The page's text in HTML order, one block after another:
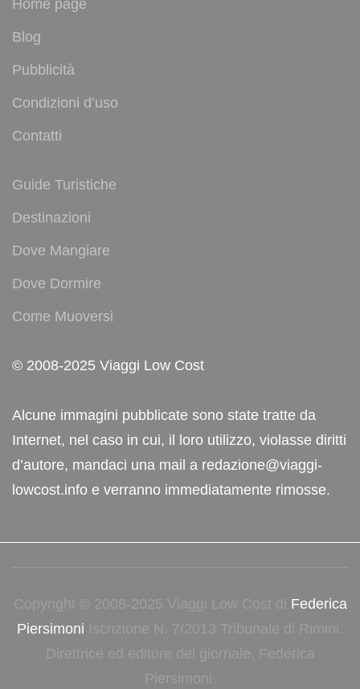
Home page
Blog
Pubblicità
Condizioni d’uso
Contatti
Guide Turistiche
Destinazioni
Dove Mangiare
Dove Dormire
Come Muoversi
© 2008-2025 Viaggi Low Cost
Alcune immagini pubblicate sono state tratte da
Internet, nel caso in cui, il loro utilizzo, violasse diritti
d’autore, mandaci una mail a redazione@viaggi-
lowcost.info e verranno immediatamente rimosse.
Copyright © 2008-2025 Viaggi Low Cost di Federica
Piersimoni Iscrizione N. 7/2013 Tribunale di Rimini.
Direttrice ed editore del giornale, Federica
Piersimoni.